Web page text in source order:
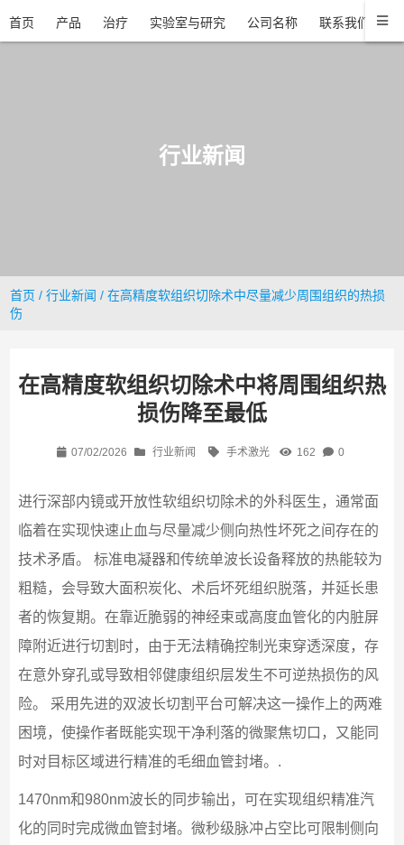
首页 产品 治疗 实验室与研究 公司名称 联系我们
行业新闻
首页 /行业新闻 / 在高精度软组织切除术中尽量减少周围组织的热损
伤
在高精度软组织切除术中将周围组织热
损伤降至最低
07/02/2026 行业新闻 手术激光 162 0
进行深部内镜或开放性软组织切除术的外科医生，通常面
临着在实现快速止血与尽量减少侧向热性坏死之间存在的
技术矛盾。 标准电凝器和传统单波长设备释放的热能较为
粗糙，会导致大面积炭化、术后坏死组织脱落，并延长患
者的恢复期。在靠近脆弱的神经束或高度血管化的内脏屏
障附近进行切割时，由于无法精确控制光束穿透深度，存
在意外穿孔或导致相邻健康组织层发生不可逆热损伤的风
险。 采用先进的双波长切割平台可解决这一操作上的两难
困境，使操作者既能实现干净利落的微聚焦切口，又能同
时对目标区域进行精准的毛细血管封堵。.
1470nm和980nm波长的同步输出，可在实现组织精准汽
化的同时完成微血管封堵。微秒级脉冲占空比可限制侧向